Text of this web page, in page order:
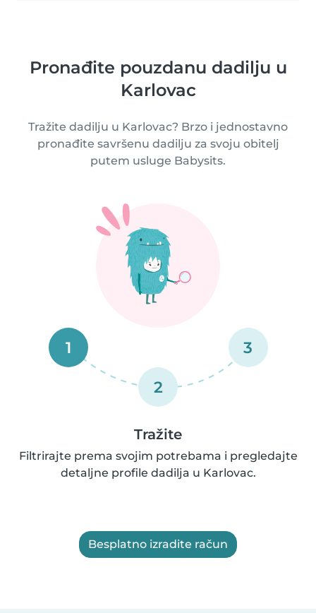
Pronađite pouzdanu dadilju u
Karlovac
Tražite dadilju u Karlovac? Brzo i jednostavno
pronađite savršenu dadilju za svoju obitelj
putem usluge Babysits.
1
2
3
Tražite
Filtrirajte prema svojim potrebama i pregledajte
detaljne profile dadilja u Karlovac.
Besplatno izradite račun